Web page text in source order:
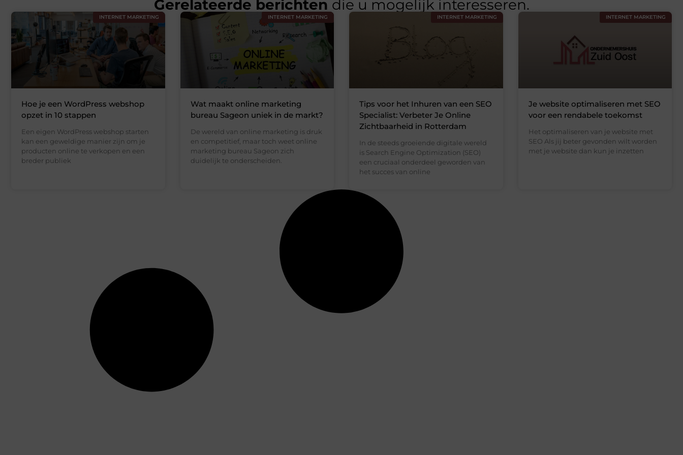
Gerelateerde berichten die u mogelijk interesseren.
INTERNET MARKETING
Hoe je een WordPress webshop
opzet in 10 stappen
Een eigen WordPress webshop starten
kan een geweldige manier zijn om je
producten online te verkopen en een
breder publiek
INTERNET MARKETING
Wat maakt online marketing
bureau Sageon uniek in de markt?
De wereld van online marketing is druk
en competitief, maar toch weet online
marketing bureau Sageon zich
duidelijk te onderscheiden.
INTERNET MARKETING
Tips voor het Inhuren van een SEO
Specialist: Verbeter Je Online
Zichtbaarheid in Rotterdam
In de steeds groeiende digitale wereld
is Search Engine Optimization (SEO)
een cruciaal onderdeel geworden van
het succes van online
INTERNET MARKETING
Je website optimaliseren met SEO
voor een rendabele toekomst
Het optimaliseren van je website met
SEO Als jij beter gevonden wilt worden
met je website dan kun je inzetten